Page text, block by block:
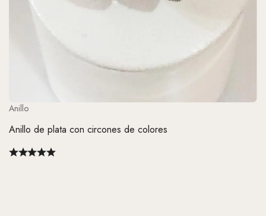
Anillo
Anillo de plata con circones de colores